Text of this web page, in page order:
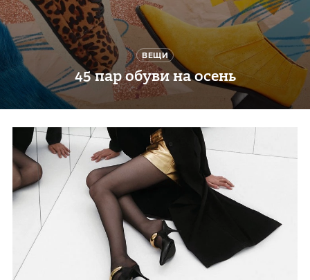
ВЕЩИ
45 пар обуви на осень